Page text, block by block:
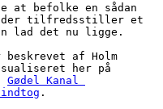
at befolke en sådan
der tilfredsstiller et
lad det nu ligge.
af Holm
her på
Gødel Kanal
.